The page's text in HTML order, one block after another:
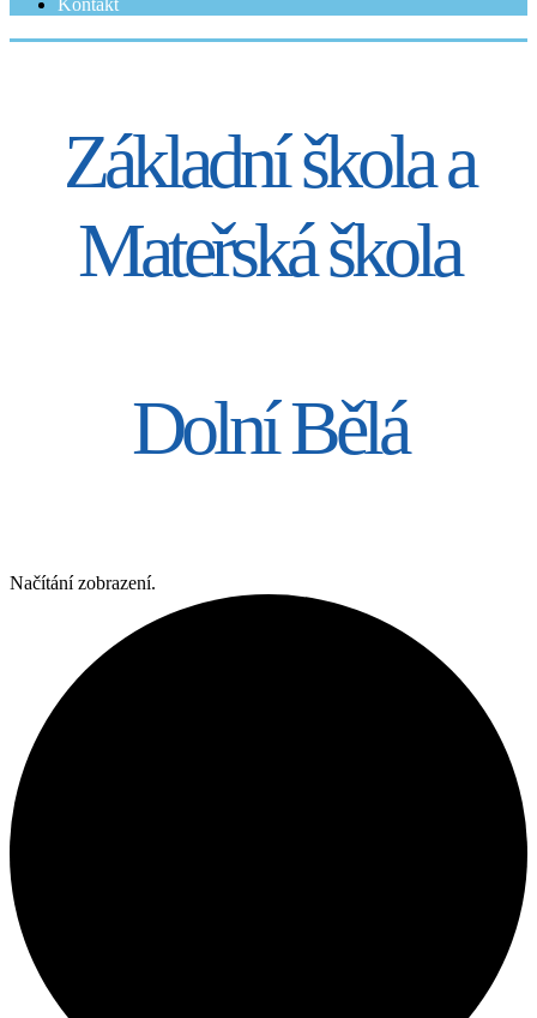
Základní škola a
Mateřská škola
Dolní Bělá
Načítání zobrazení.